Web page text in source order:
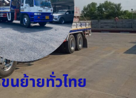
นย้ายทั่วไทย